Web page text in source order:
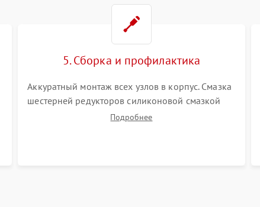
5. Сборка и профилактика
Аккуратный монтаж всех узлов в корпус. Смазка
шестерней редукторов силиконовой смазкой
для снижения шума. Установка новых
Подробнее